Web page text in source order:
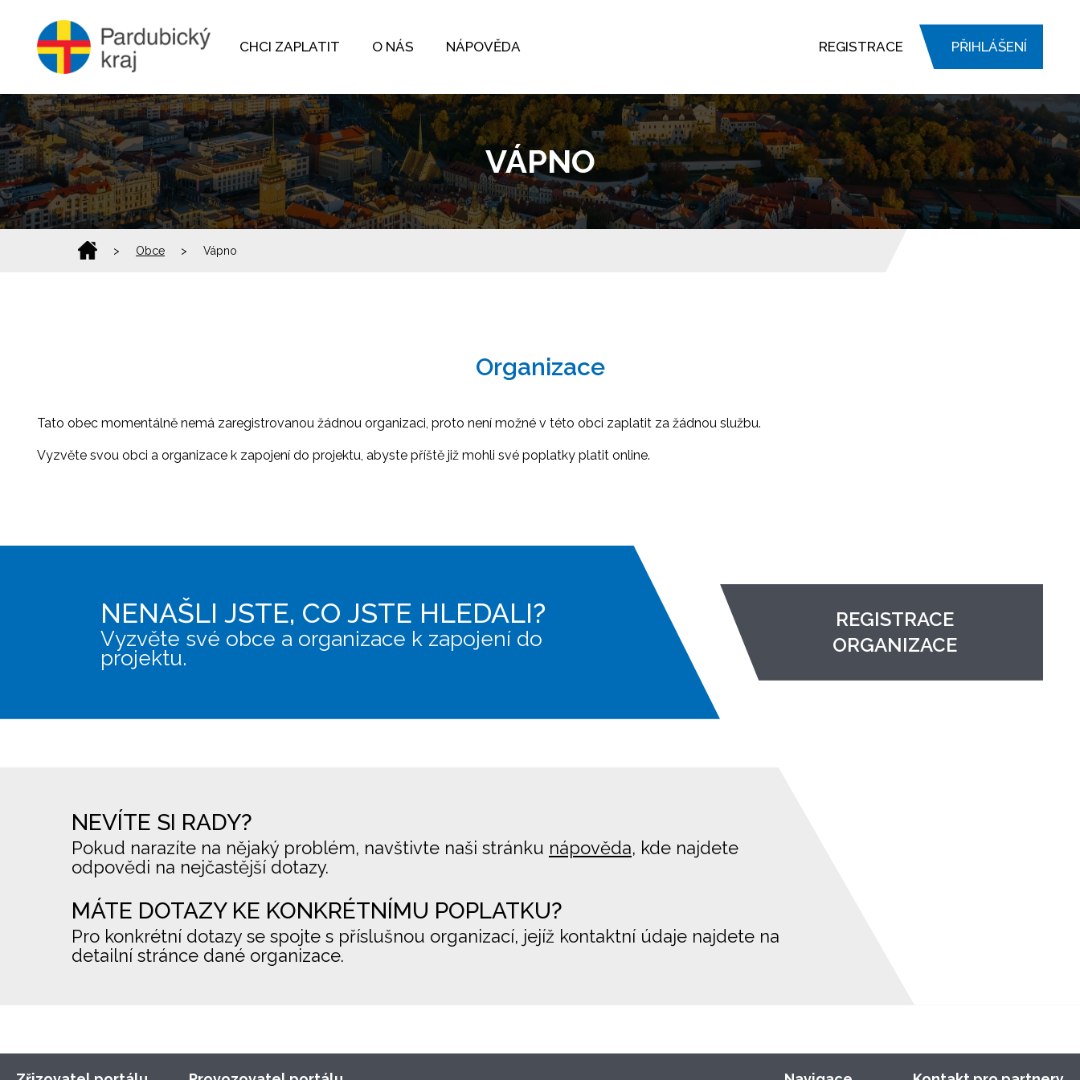
CHCI ZAPLATIT O NÁS NÁPOVĚDA REGISTRACE PŘIHLÁŠENÍ
VÁPNO
> Obce > Vápno
Organizace
Tato obec momentálně nemá zaregistrovanou žádnou organizaci, proto není možné v této obci zaplatit za žádnou službu.
Vyzvěte svou obci a organizace k zapojení do projektu, abyste příště již mohli své poplatky platit online.
NENAŠLI JSTE, CO JSTE HLEDALI?
Vyzvěte své obce a organizace k zapojení do
projektu.
REGISTRACE
ORGANIZACE
NEVÍTE SI RADY?
Pokud narazíte na nějaký problém, navštivte naši stránku nápověda, kde najdete
odpovědi na nejčastější dotazy.
MÁTE DOTAZY KE KONKRÉTNÍMU POPLATKU?
Pro konkrétní dotazy se spojte s příslušnou organizací, jejíž kontaktní údaje najdete na
detailní stránce dané organizace.